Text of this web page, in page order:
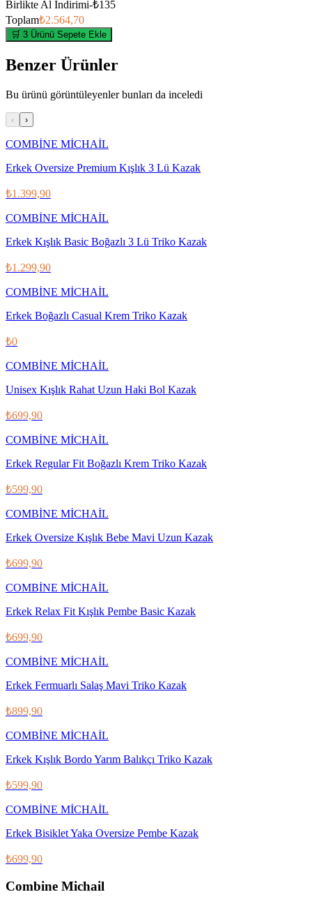
Birlikte Al İndirimi-₺135
Toplam₺2.564,70
🛒 3 Ürünü Sepete Ekle
Benzer Ürünler
Bu ürünü görüntüleyenler bunları da inceledi
‹ ›
COMBİNE MİCHAİL
Erkek Oversize Premium Kışlık 3 Lü Kazak
₺1.399,90
COMBİNE MİCHAİL
Erkek Kışlık Basic Boğazlı 3 Lü Triko Kazak
₺1.299,90
COMBİNE MİCHAİL
Erkek Boğazlı Casual Krem Triko Kazak
₺0
COMBİNE MİCHAİL
Unisex Kışlık Rahat Uzun Haki Bol Kazak
₺699,90
COMBİNE MİCHAİL
Erkek Regular Fit Boğazlı Krem Triko Kazak
₺599,90
COMBİNE MİCHAİL
Erkek Oversize Kışlık Bebe Mavi Uzun Kazak
₺699,90
COMBİNE MİCHAİL
Erkek Relax Fit Kışlık Pembe Basic Kazak
₺699,90
COMBİNE MİCHAİL
Erkek Fermuarlı Salaş Mavi Triko Kazak
₺899,90
COMBİNE MİCHAİL
Erkek Kışlık Bordo Yarım Balıkçı Triko Kazak
₺599,90
COMBİNE MİCHAİL
Erkek Bisiklet Yaka Oversize Pembe Kazak
₺699,90
Combine Michail